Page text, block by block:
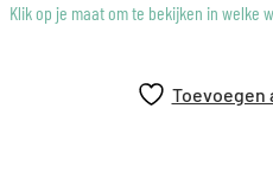
uitstekende vormvaste rek
hoog draagcomfort
Klik op je maat om te bekijken in welke
Toevoegen